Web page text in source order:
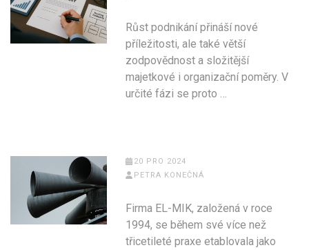
Růst podnikání přináší nové
příležitosti, ale také větší
zodpovědnost a složitější
majetkové i organizační poměry. V
určité fázi se proto …
20 PRO 2024
PETRA KONEČNÁ
Firma EL-MIK, založená v roce
1994, se během své více než
třicetileté praxe etablovala jako